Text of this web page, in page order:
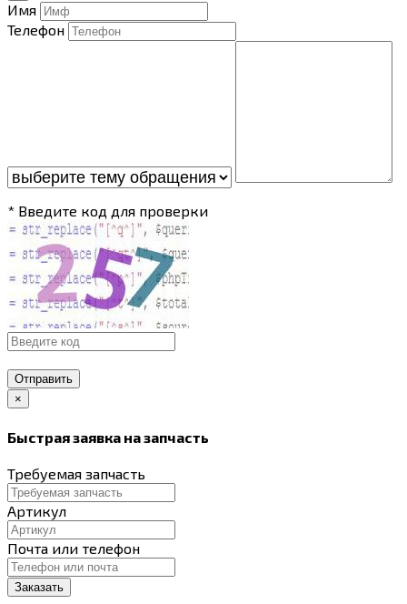
Имя
Телефон
* Введите код для проверки
Отправить
×
Быстрая заявка на запчасть
Требуемая запчасть
Артикул
Почта или телефон